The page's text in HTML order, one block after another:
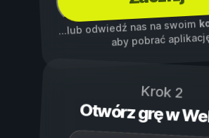
...lub odwiedź nas na swoim
aby pobrać
Krok 2
Otwórz grę w